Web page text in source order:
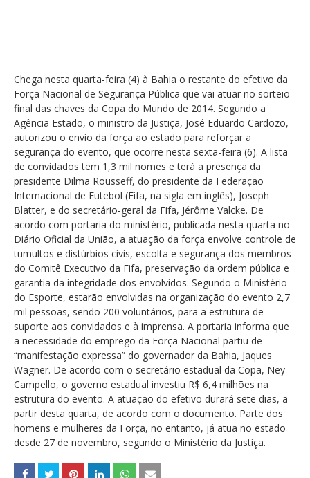
Chega nesta quarta-feira (4) à Bahia o restante do efetivo da
Força Nacional de Segurança Pública que vai atuar no sorteio
final das chaves da Copa do Mundo de 2014. Segundo a
Agência Estado, o ministro da Justiça, José Eduardo Cardozo,
autorizou o envio da força ao estado para reforçar a
segurança do evento, que ocorre nesta sexta-feira (6). A lista
de convidados tem 1,3 mil nomes e terá a presença da
presidente Dilma Rousseff, do presidente da Federação
Internacional de Futebol (Fifa, na sigla em inglês), Joseph
Blatter, e do secretário-geral da Fifa, Jérôme Valcke. De
acordo com portaria do ministério, publicada nesta quarta no
Diário Oficial da União, a atuação da força envolve controle de
tumultos e distúrbios civis, escolta e segurança dos membros
do Comitê Executivo da Fifa, preservação da ordem pública e
garantia da integridade dos envolvidos. Segundo o Ministério
do Esporte, estarão envolvidas na organização do evento 2,7
mil pessoas, sendo 200 voluntários, para a estrutura de
suporte aos convidados e à imprensa. A portaria informa que
a necessidade do emprego da Força Nacional partiu de
“manifestação expressa” do governador da Bahia, Jaques
Wagner. De acordo com o secretário estadual da Copa, Ney
Campello, o governo estadual investiu R$ 6,4 milhões na
estrutura do evento. A atuação do efetivo durará sete dias, a
partir desta quarta, de acordo com o documento. Parte dos
homens e mulheres da Força, no entanto, já atua no estado
desde 27 de novembro, segundo o Ministério da Justiça.